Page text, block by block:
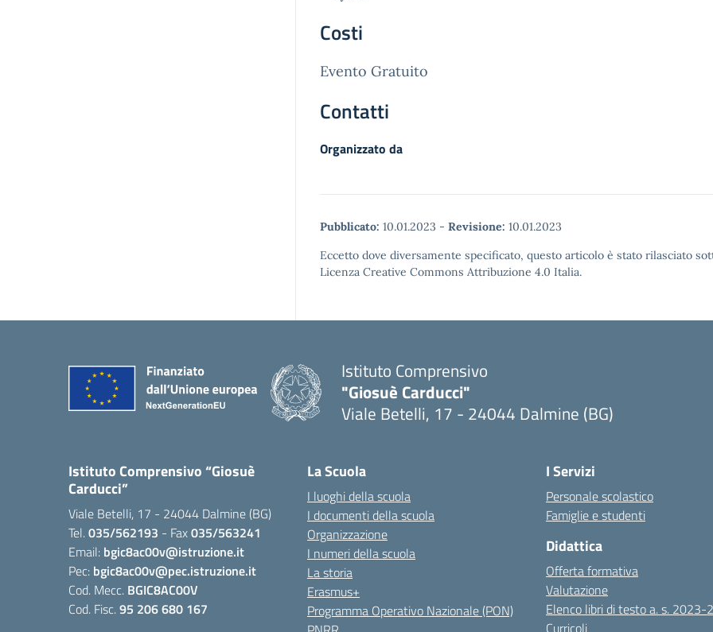
Costi
Evento Gratuito
Contatti
Organizzato da
Pubblicato: 10.01.2023 - Revisione: 10.01.2023
Eccetto dove diversamente specificato, questo articolo è stato rilasciato
Licenza Creative Commons Attribuzione 4.0 Italia.
Istituto Comprensivo
"Giosuè Carducci"
Viale Betelli, 17 - 24044 Dalmine (BG)
Istituto Comprensivo “Giosuè
Carducci”
Viale Betelli, 17 - 24044 Dalmine (BG)
Tel.035/562193 - Fax035/563241
Email: bgic8ac00v@istruzione.it
Pec: bgic8ac00v@pec.istruzione.it
Cod. Mecc. BGIC8AC00V
Cod. Fisc.95 206 680 167
La Scuola
I luoghi della scuola
I documenti della scuola
Organizzazione
I numeri della scuola
La storia
Erasmus+
Programma Operativo Nazionale (PON)
I Servizi
Personale scolastico
Famiglie e studenti
Didattica
Offerta formativa
Valutazione
Elenco libri di testo a. s. 2023-
Curricoli